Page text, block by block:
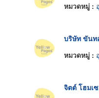
หมวดหมู่ :
บริษัท ขันท
หมวดหมู่ :
จิตต์ โฮมเ